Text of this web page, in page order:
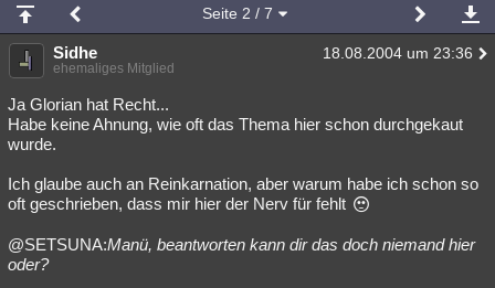
meine Rubriken
Menschen Mystery Kriminalfälle
Spiritualität Verschwörungen
Natur
weitere Rubriken
Philosophie Träume Orte Esoterik Literatur
Astronomie Helpdesk Gruppen Gaming Filme
Seite 2 / 7
Sidhe 18.08.2004 um 23:36
ehemaliges Mitglied
Ja Glorian hat Recht...
Habe keine Ahnung, wie oft das Thema hier schon durchgekaut
wurde.
Ich glaube auch an Reinkarnation, aber warum habe ich schon so
oft geschrieben, dass mir hier der Nerv für fehlt
@SETSUNA:Manü, beantworten kann dir das doch niemand hier
oder?